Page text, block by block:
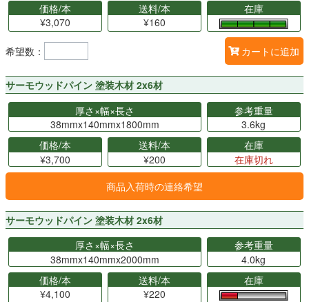
価格/本
¥3,070
送料/本
¥160
在庫
希望数： カートに追加
サーモウッドパイン 塗装木材 2x6材
厚さ×幅×長さ
38mmx140mmx1800mm
参考重量
3.6kg
価格/本
¥3,700
送料/本
¥200
在庫
在庫切れ
商品入荷時の連絡希望
サーモウッドパイン 塗装木材 2x6材
厚さ×幅×長さ
38mmx140mmx2000mm
参考重量
4.0kg
価格/本
¥4,100
送料/本
¥220
在庫